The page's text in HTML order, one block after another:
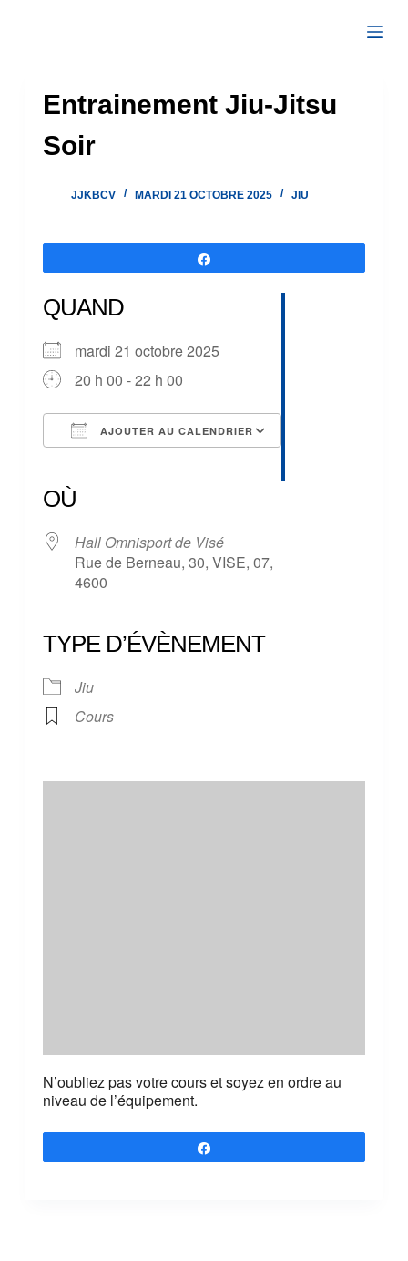
Entrainement Jiu-Jitsu
Soir
JJKBCV MARDI 21 OCTOBRE 2025 JIU
QUAND
mardi 21 octobre 2025
20 h 00 - 22 h 00
AJOUTER AU CALENDRIER
OÙ
Hall Omnisport de Visé
Rue de Berneau, 30, VISE, 07,
4600
TYPE D’ÉVÈNEMENT
Jiu
Cours
N’oubliez pas votre cours et soyez en ordre au
niveau de l’équipement.